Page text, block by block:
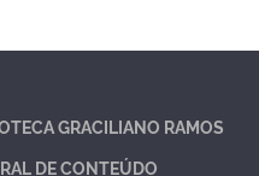
GRACILIANO RAMOS
DE CONTEÚDO